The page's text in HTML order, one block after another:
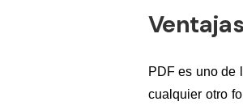
PDF es uno de
cualquier otro